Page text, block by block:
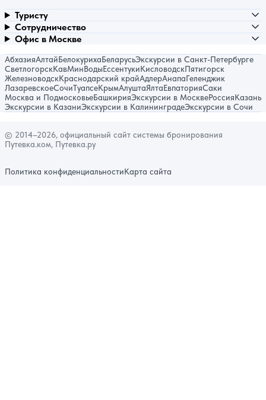
Туристу
Сотрудничество
Офис в Москве
АбхазияАлтайБелокурихаБеларусьЭкскурсии в Санкт-Петербурге
СветлогорскКавМинВодыЕссентукиКисловодскПятигорск
ЖелезноводскКраснодарский крайАдлерАнапаГеленджик
ЛазаревскоеСочиТуапсеКрымАлуштаЯлтаЕвпаторияСаки
Москва и ПодмосковьеБашкирияЭкскурсии в МосквеРоссияКазань
Экскурсии в КазаниЭкскурсии в КалининградеЭкскурсии в Сочи
© 2014–2026, официальный сайт системы бронирования
Путевка.ком, Путевка.ру
Политика конфиденциальностиКарта сайта